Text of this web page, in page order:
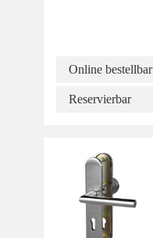
Online bestellbar
Reservierbar